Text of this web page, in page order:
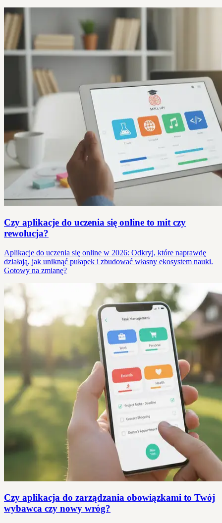
Czy aplikacje do uczenia się online to mit czy
rewolucja?
Aplikacje do uczenia się online w 2026: Odkryj, które naprawdę
działają, jak uniknąć pułapek i zbudować własny ekosystem nauki.
Gotowy na zmianę?
Czy aplikacja do zarządzania obowiązkami to Twój
wybawca czy nowy wróg?